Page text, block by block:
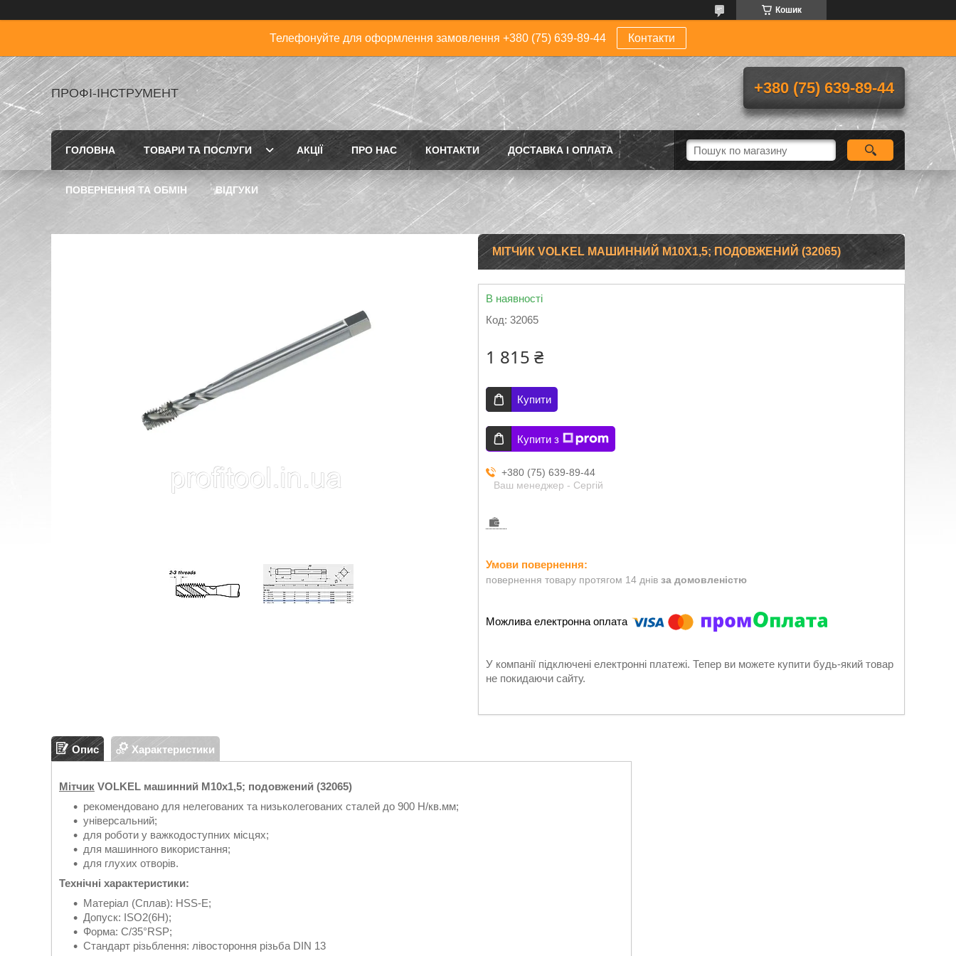
Кошик
Телефонуйте для оформлення замовлення +380 (75) 639-89-44 Контакти
ПРОФІ-ІНСТРУМЕНТ +380 (75) 639-89-44
ГОЛОВНА ТОВАРИ ТА ПОСЛУГИ АКЦІЇ ПРО НАС КОНТАКТИ ДОСТАВКА І ОПЛАТА
ПОВЕРНЕННЯ ТА ОБМІН ВІДГУКИ
МІТЧИК VOLKEL МАШИННИЙ М10Х1,5; ПОДОВЖЕНИЙ (32065)
В наявності
Код: 32065
1 815 ₴
Купити
Купити з
+380 (75) 639-89-44
Ваш менеджер - Сергій
повернення товару протягом 14 днів за домовленістю
У компанії підключені електронні платежі. Тепер ви можете купити будь-який товар
не покидаючи сайту.
Опис Характеристики
Мітчик VOLKEL машинний М10х1,5; подовжений (32065)
рекомендовано для нелегованих та низьколегованих сталей до 900 Н/кв.мм;
універсальний;
для роботи у важкодоступних місцях;
для машинного використання;
для глухих отворів.
Технічні характеристики:
Матеріал (Сплав): HSS-E;
Допуск: ISO2(6H);
Форма: С/35°RSP;
Стандарт різьблення: лівостороння різьба DIN 13